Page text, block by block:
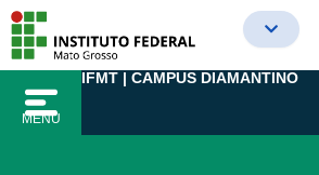
para
conteúdo
MENU
IFMT | CAMPUS DIAMANTINO